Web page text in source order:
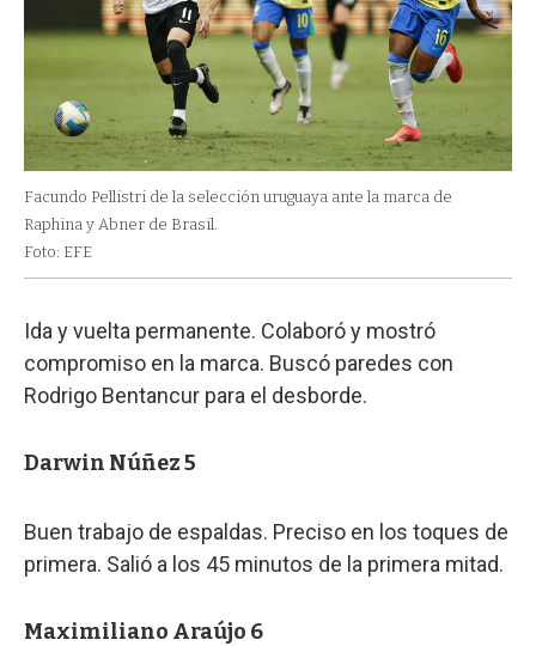
Facundo Pellistri de la selección uruguaya ante la marca de
Raphina y Abner de Brasil.
Foto: EFE
Ida y vuelta permanente. Colaboró y mostró
compromiso en la marca. Buscó paredes con
Rodrigo Bentancur para el desborde.
Darwin Núñez 5
Buen trabajo de espaldas. Preciso en los toques de
primera. Salió a los 45 minutos de la primera mitad.
Maximiliano Araújo 6